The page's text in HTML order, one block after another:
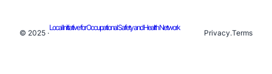
© 2025 ·
Local Initiative for Occupational Safety and Health Network
Privacy.Terms